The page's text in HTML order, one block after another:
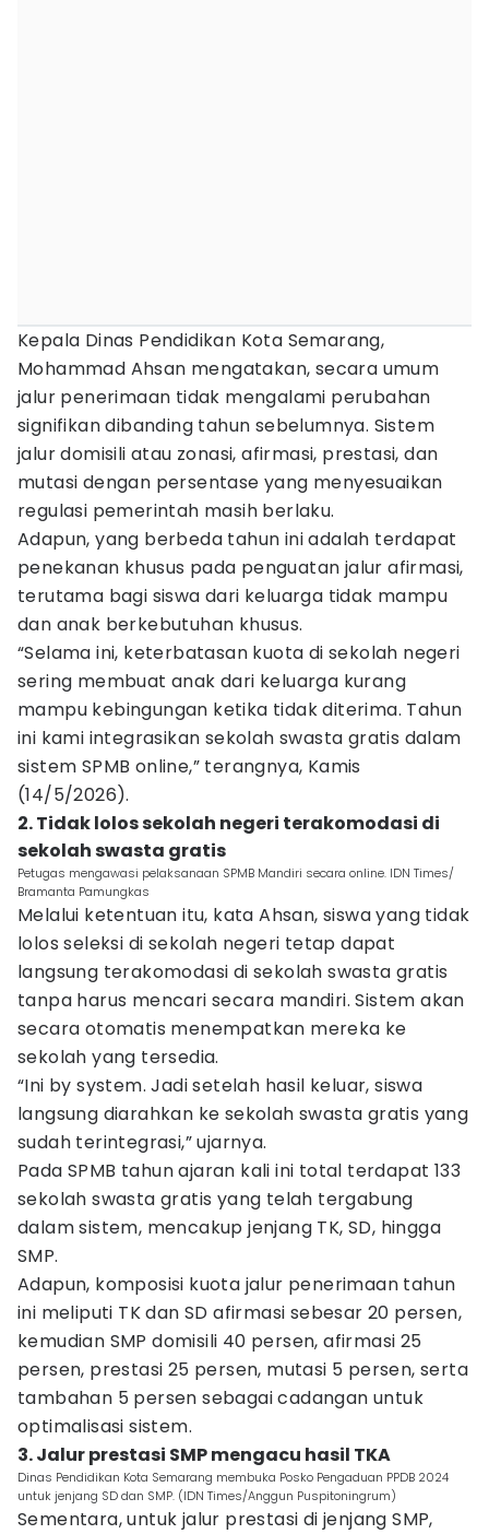
Kepala Dinas Pendidikan Kota Semarang,
Mohammad Ahsan mengatakan, secara umum
jalur penerimaan tidak mengalami perubahan
signifikan dibanding tahun sebelumnya. Sistem
jalur domisili atau zonasi, afirmasi, prestasi, dan
mutasi dengan persentase yang menyesuaikan
regulasi pemerintah masih berlaku.
Adapun, yang berbeda tahun ini adalah terdapat
penekanan khusus pada penguatan jalur afirmasi,
terutama bagi siswa dari keluarga tidak mampu
dan anak berkebutuhan khusus.
“Selama ini, keterbatasan kuota di sekolah negeri
sering membuat anak dari keluarga kurang
mampu kebingungan ketika tidak diterima. Tahun
ini kami integrasikan sekolah swasta gratis dalam
sistem SPMB online,” terangnya, Kamis
(14/5/2026).
2. Tidak lolos sekolah negeri terakomodasi di
sekolah swasta gratis
Petugas mengawasi pelaksanaan SPMB Mandiri secara online. IDN Times/
Bramanta Pamungkas
Melalui ketentuan itu, kata Ahsan, siswa yang tidak
lolos seleksi di sekolah negeri tetap dapat
langsung terakomodasi di sekolah swasta gratis
tanpa harus mencari secara mandiri. Sistem akan
secara otomatis menempatkan mereka ke
sekolah yang tersedia.
“Ini by system. Jadi setelah hasil keluar, siswa
langsung diarahkan ke sekolah swasta gratis yang
sudah terintegrasi,” ujarnya.
Pada SPMB tahun ajaran kali ini total terdapat 133
sekolah swasta gratis yang telah tergabung
dalam sistem, mencakup jenjang TK, SD, hingga
SMP.
Adapun, komposisi kuota jalur penerimaan tahun
ini meliputi TK dan SD afirmasi sebesar 20 persen,
kemudian SMP domisili 40 persen, afirmasi 25
persen, prestasi 25 persen, mutasi 5 persen, serta
tambahan 5 persen sebagai cadangan untuk
optimalisasi sistem.
3. Jalur prestasi SMP mengacu hasil TKA
Dinas Pendidikan Kota Semarang membuka Posko Pengaduan PPDB 2024
untuk jenjang SD dan SMP. (IDN Times/Anggun Puspitoningrum)
Sementara, untuk jalur prestasi di jenjang SMP,